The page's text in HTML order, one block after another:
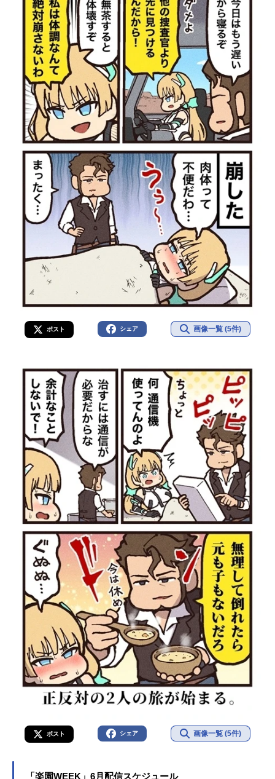
ポスト シェア 画像一覧 (5件)
ポスト シェア 画像一覧 (5件)
「楽園WEEK」6月配信スケジュール